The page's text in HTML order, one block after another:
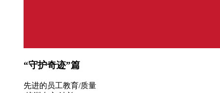
“守护奇迹”篇
先进的员工教育/质量